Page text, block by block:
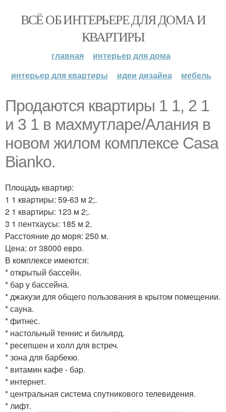
ВСЁ ОБ ИНТЕРЬЕРЕ ДЛЯ ДОМА И
КВАРТИРЫ
главная
интерьер для дома
интерьер для квартиры
идеи дизайна мебель
Продаются квартиры 1 1, 2 1
и 3 1 в махмутларе/Алания в
новом жилом комплексе Casa
Bianko.
Площадь квартир:
1 1 квартиры: 59-63 м 2;.
2 1 квартиры: 123 м 2;.
3 1 пентхаусы: 185 м 2.
Расстояние до моря: 250 м.
Цена: от 38000 евро.
В комплексе имеются:
* открытый бассейн.
* бар у бассейна.
* джакузи для общего пользования в крытом помещении.
* сауна.
* фитнес.
* настольный теннис и бильярд.
* ресепшен и холл для встреч.
* зона для барбекю.
* витамин кафе - бар.
* интернет.
* центральная система спутникового телевидения.
* лифт.